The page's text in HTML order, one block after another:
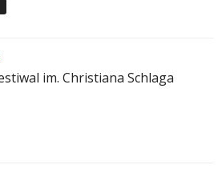
im. Christiana Schlaga